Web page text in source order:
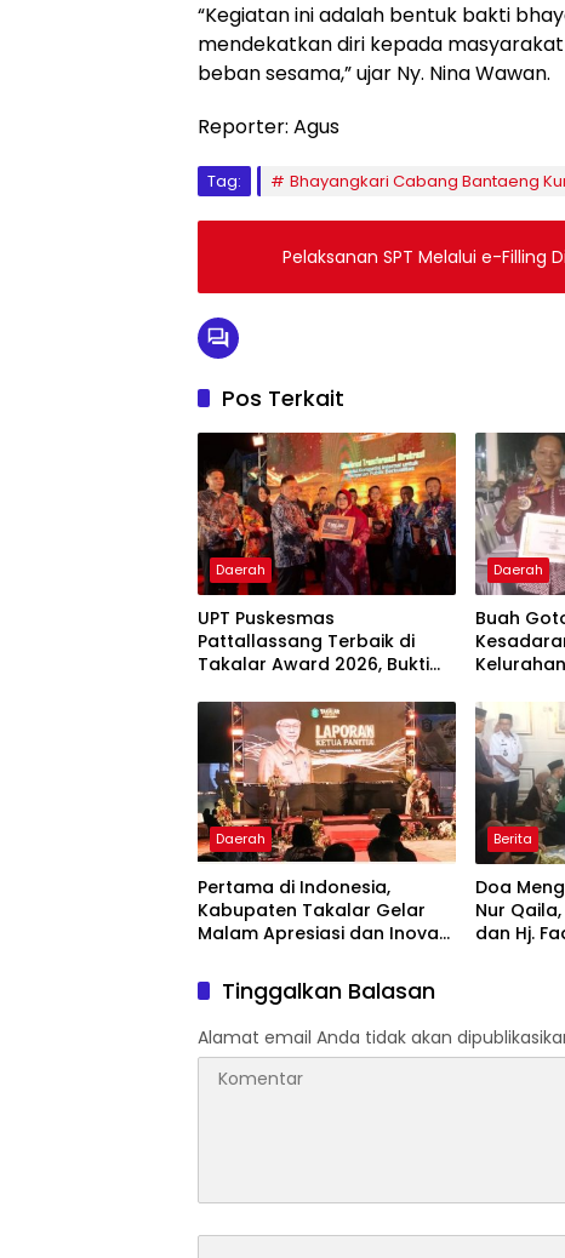
“Kegiatan ini adalah bentuk bakti
mendekatkan diri kepada
beban sesama,” ujar Ny. Nina Wawan.
Reporter: Agus
Tag: Bhayangkari Cabang Bantaeng
Pelaksanan SPT Melalui e-Filling
Pos Terkait
Daerah
UPT Puskesmas
Pattallassang Terbaik di
Takalar Award 2026, Bukti
Pelayanan Kesehatan
Berkualitas
Daerah
Buah
Daerah
Pertama di Indonesia,
Kabupaten Takalar Gelar
Malam Apresiasi dan Inovasi
Penghargaan bagi Pelayan
Publik Berprestasi
Berita
Doa
Nur
dan Hj.
Tinggalkan Balasan
Alamat email Anda tidak akan